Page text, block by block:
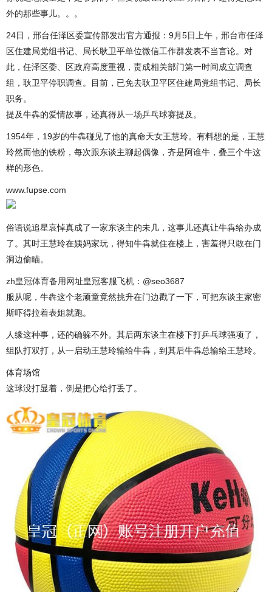
外的那些事儿。。。
24日，邢台任泽区委宣传部发出官方通报：9月5日上午，邢台市任泽
区住建局党组书记、局长耿卫平单位微信工作群发表不当言论。对
此，任泽区委、区政府高度重视，责成相关部门第一时间成立调查
组，耿卫平停职调查。目前，已免去耿卫平区住建局党组书记、局长
职务。
提及牛犇的爱情故事，还真得从一场乒乓球赛提及。
1954年，19岁的牛犇碰见了他的真命天女王慧玲。有料想的是，王慧
玲然而他的铁粉，每次跟东谈主聊起偶像，齐是阿谁牛，叠三个牛这
样的形色。
www.fupse.com
俗语说追星哀悼真成了一家东谈主的未几，这事儿还真让牛犇给办成
了。其时王慧玲在姨妈家玩，得知牛犇就住在楼上，害羞得只敢在门
洞边偷瞄。
zh皇冠体育备用网址皇冠客服飞机：@seo3687
服从呢，牛犇这个老顽童竟然挑升在门边戳了一下，可把东谈主家密
斯吓得拉着表姐就跑。
人缘这种事，还的确躲不外。其后两东谈主在楼下打乒乓球强项了，
组队打双打，从一启动王慧玲输给牛犇，到其后牛犇总输给王慧玲。
体育场馆
这球没打显着，倒是把心给打丢了。